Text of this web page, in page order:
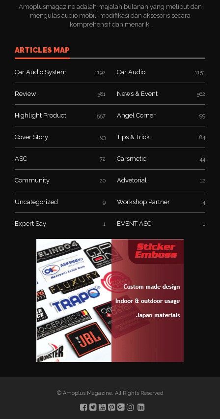
Amoplusmagazine adalah majalah bulanan yang meliput dan
mengulas audio mobil, modifikasi dan aksesoris secara
komprehensif dan menarik.
ARTICLES MAP
Car Audio System 1192 Car Audio 1151
Review 581 News & Event 562
Highlight Product 557 Angel Corner 99
Cover Story 93 Tips & Trick 84
ASC 72 Carsmetic 44
Community 20 Advetorial 12
Uncategorized 9 Workshop Partner 4
Expert Say 1 EVENT ASC 1
© Amoplus Magazine. All Rights Reserved